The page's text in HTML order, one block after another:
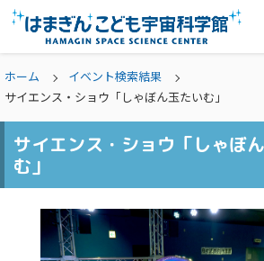
ホーム
イベント検索結果
サイエンス・ショウ「しゃぼん玉たいむ」
サイエンス・ショウ「しゃぼ
む」